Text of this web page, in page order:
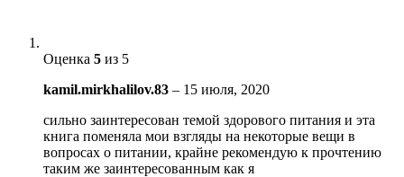
Оценка 5 из 5
kamil.mirkhalilov.83 – 15 июля, 2020
сильно заинтересован темой здорового питания и эта
книга поменяла мои взгляды на некоторые вещи в
вопросах о питании, крайне рекомендую к прочтению
таким же заинтересованным как я